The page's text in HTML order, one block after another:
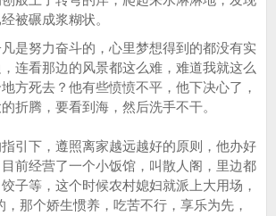
被碾成浆糊状。
是努力奋斗的，心里梦想得到的都没有实
连看那边的风景都这么难，难道我就这么
方死去？他有些愤愤不平，他下决心了，
折腾，要看到海，然后洗手不干。
引下，遵照离家越远越好的原则，他办好
前经营了一个小饭馆，叫散人阁，里边都
子等，这个时候农村媳妇就派上大用场，
，那个娇生惯养，吃苦不行，享乐为先，